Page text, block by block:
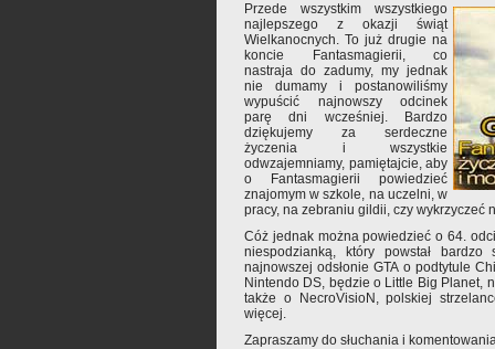
Przede wszystkim wszystkiego
najlepszego z okazji świąt
Wielkanocnych. To już drugie na
koncie Fantasmagierii, co
nastraja do zadumy, my jednak
nie dumamy i postanowiliśmy
wypuścić najnowszy odcinek
parę dni wcześniej. Bardzo
dziękujemy za serdeczne
życzenia i wszystkie
odwzajemniamy, pamiętajcie, aby
o Fantasmagierii powiedzieć
znajomym w szkole, na uczelni, w
pracy, na zebraniu gildii, czy wykrzyczeć
Cóż jednak można powiedzieć o 64.
niespodzianką, który powstał bardzo
najnowszej odsłonie GTA o podtytule
Nintendo DS, będzie o Little Big Planet,
także o NecroVisioN, polskiej
więcej.
Zapraszamy do słuchania i